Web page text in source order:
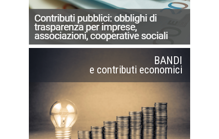
BANDI
e contributi economici